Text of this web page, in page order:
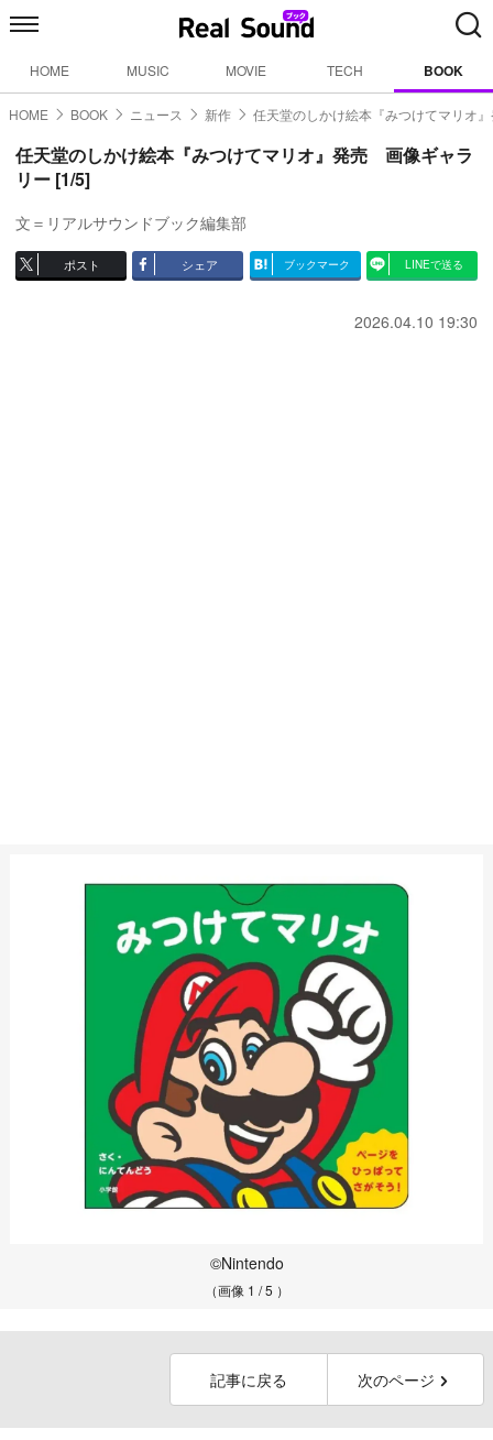
HOME MUSIC MOVIE TECH BOOK
HOME BOOK ニュース 新作 任天堂のしかけ絵本『みつけてマリオ
任天堂のしかけ絵本『みつけてマリオ』発売 画像ギャラ
リー [1/5]
文＝リアルサウンドブック編集部
ポスト シェア ブックマーク LINEで送る
2026.04.10 19:30
©Nintendo
（画像 1 / 5 ）
記事に戻る 次のページ